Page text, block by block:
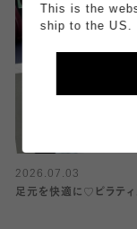
2026.07.03
足元を快適に♡ピラティ
This is the
ship to the US.